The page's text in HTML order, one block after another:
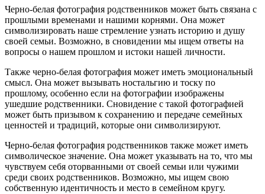
Черно-белая фотография родственников может быть связана с
прошлыми временами и нашими корнями. Она может
символизировать наше стремление узнать историю и душу
своей семьи. Возможно, в сновидении мы ищем ответы на
вопросы о нашем прошлом и истоки нашей личности.
Также черно-белая фотография может иметь эмоциональный
смысл. Она может вызывать ностальгию и тоску по
прошлому, особенно если на фотографии изображены
ушедшие родственники. Сновидение с такой фотографией
может быть призывом к сохранению и передаче семейных
ценностей и традиций, которые они символизируют.
Черно-белая фотография родственников также может иметь
символическое значение. Она может указывать на то, что мы
чувствуем себя оторванными от своей семьи или чужими
среди своих родственников. Возможно, мы ищем свою
собственную идентичность и место в семейном кругу.